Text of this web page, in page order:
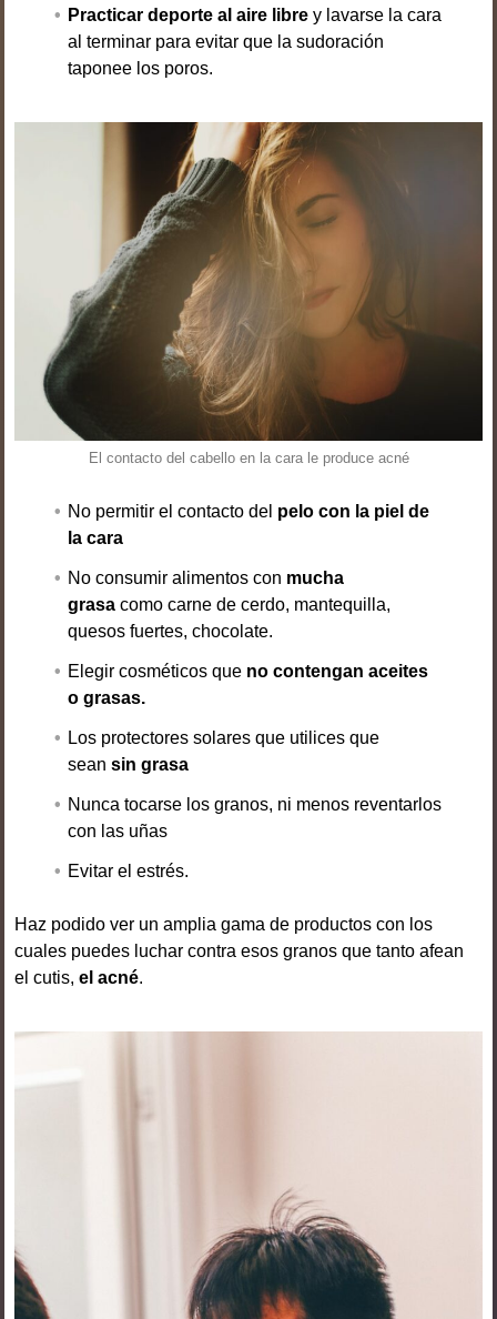
Practicar deporte al aire librey lavarse la cara
al terminar para evitar que la sudoración
taponee los poros.
El contacto del cabello en la cara le produce acné
No permitir el contacto del pelo con la piel de
la cara
No consumir alimentos con mucha
grasacomo carne de cerdo, mantequilla,
quesos fuertes, chocolate.
Elegir cosméticos que no contengan aceites
o grasas.
Los protectores solares que utilices que
sean sin grasa
Nunca tocarse los granos, ni menos reventarlos
con las uñas
Evitar el estrés.
Haz podido ver un amplia gama de productos con los
cuales puedes luchar contra esos granos que tanto afean
el cutis, el acné.